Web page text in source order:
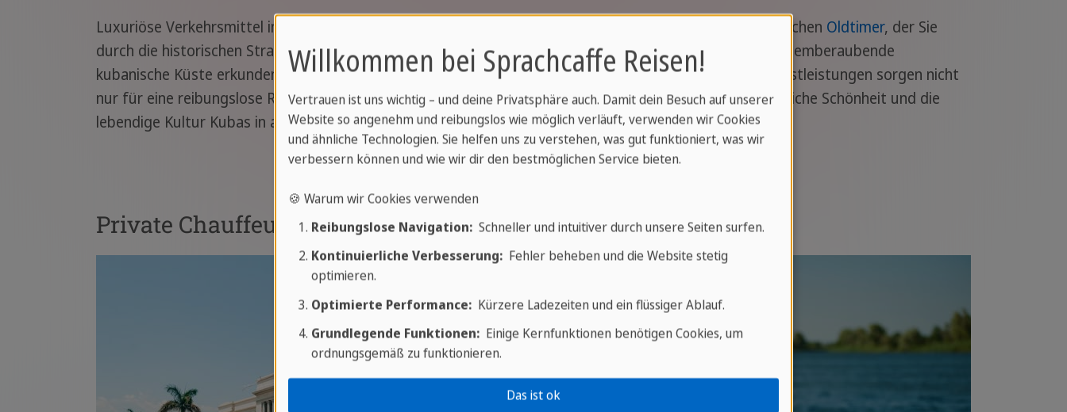
Luxuriöse Verkehrsmittel in Kuba machen Ihre Reise zu einem ganz besonderen Erlebnis. Vom amerikanischen Oldtimer, der Sie
durch die historischen Straßen Havannas chauffiert, bis hin zum privaten Yachtcharter, mit dem Sie die atemberaubende
kubanische Küste erkunden, sind die Transportmöglichkeiten auf Komfort und Stil ausgelegt. Diese Dienstleistungen sorgen nicht
nur für eine reibungslose Reise, sondern werten auch Ihr Gesamterlebnis auf, so dass Sie die landschaftliche Schönheit und die
lebendige Kultur Kubas in aller Ruhe genießen können.
Private Chauffeurdienste Yacht-Charter
Willkommen bei Sprachcaffe Reisen!
Vertrauen ist uns wichtig – und deine Privatsphäre auch. Damit dein Besuch auf unserer
Website so angenehm und reibungslos wie möglich verläuft, verwenden wir Cookies
und ähnliche Technologien. Sie helfen uns zu verstehen, was gut funktioniert, was wir
verbessern können und wie wir dir den bestmöglichen Service bieten.
🍪 Warum wir Cookies verwenden
Reibungslose Navigation:Schneller und intuitiver durch unsere Seiten surfen.
Kontinuierliche Verbesserung:Fehler beheben und die Website stetig
optimieren.
Optimierte Performance:Kürzere Ladezeiten und ein flüssiger Ablauf.
Grundlegende Funktionen:Einige Kernfunktionen benötigen Cookies, um
ordnungsgemäß zu funktionieren.
Das ist ok